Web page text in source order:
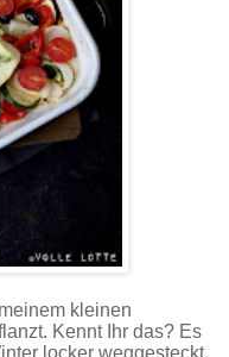
kleinen
Kennt Ihr das? Es
locker weggesteckt.